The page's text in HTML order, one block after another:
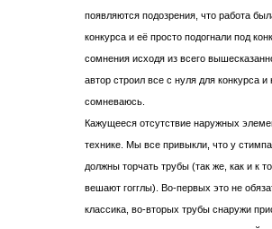
появляются подозрения, что работа
конкурса и её просто подогнали под
сомнения исходя из всего
автор строил все с нуля для конкурса
сомневаюсь.
Кажущееся отсутствие наружных
технике. Мы все привыкли, что у
должны торчать трубы (так же, как и к
вешают гогглы). Во-первых это не
классика, во-вторых трубы снаружи